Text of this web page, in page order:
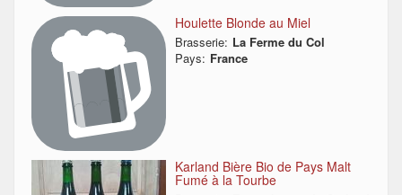
Houlette Blonde au Miel
Brasserie: La Ferme du Col
Pays: France
Karland Bière Bio de Pays Malt
Fumé à la Tourbe